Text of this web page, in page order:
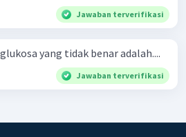
Jawaban terverifikasi
yang tidak benar adalah....
Jawaban terverifikasi